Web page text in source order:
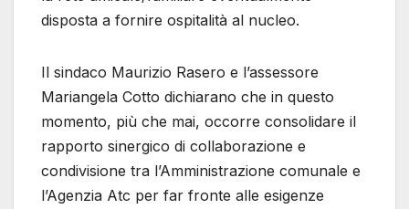
disposta a fornire ospitalità al nucleo.
Il sindaco Maurizio Rasero e l’assessore
Mariangela Cotto dichiarano che in questo
momento, più che mai, occorre consolidare il
rapporto sinergico di collaborazione e
condivisione tra l’Amministrazione comunale e
l’Agenzia Atc per far fronte alle esigenze